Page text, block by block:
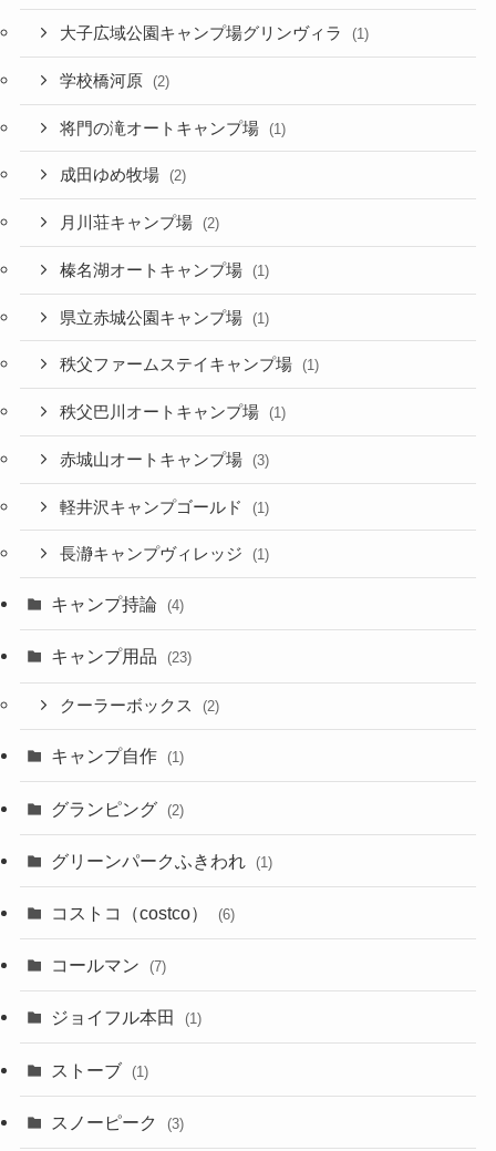
大子広域公園キャンプ場グリンヴィラ (1)
学校橋河原 (2)
将門の滝オートキャンプ場 (1)
成田ゆめ牧場 (2)
月川荘キャンプ場 (2)
榛名湖オートキャンプ場 (1)
県立赤城公園キャンプ場 (1)
秩父ファームステイキャンプ場 (1)
秩父巴川オートキャンプ場 (1)
赤城山オートキャンプ場 (3)
軽井沢キャンプゴールド (1)
長瀞キャンプヴィレッジ (1)
キャンプ持論 (4)
キャンプ用品 (23)
クーラーボックス (2)
キャンプ自作 (1)
グランピング (2)
グリーンパークふきわれ (1)
コストコ（costco） (6)
コールマン (7)
ジョイフル本田 (1)
ストーブ (1)
スノーピーク (3)